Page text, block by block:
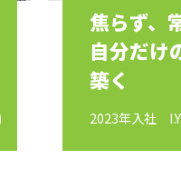
焦らず、
自分だけ
築く
2023年入社 I.Y